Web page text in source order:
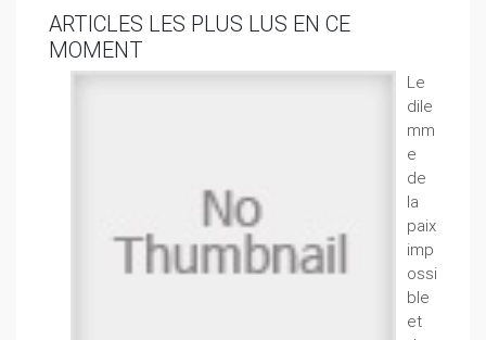
ARTICLES LES PLUS LUS EN CE
MOMENT
Le
dile
mm
e
de
la
paix
imp
ossi
ble
et